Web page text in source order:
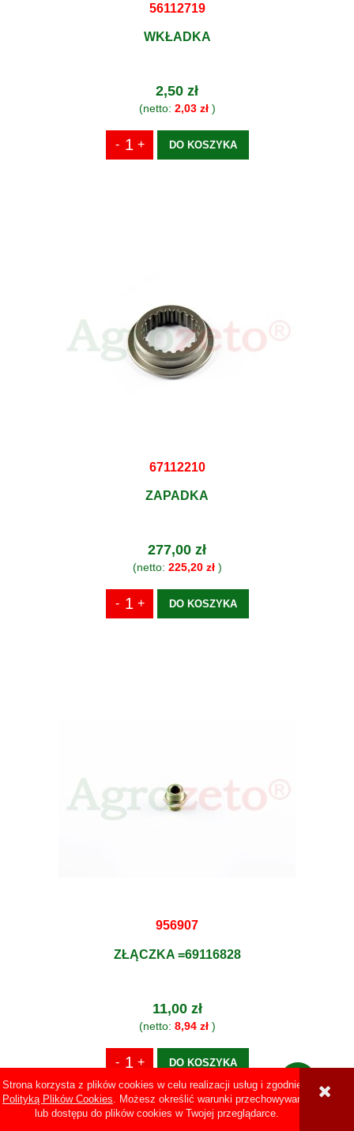
Strona korzysta z plików cookies w celu realizacji usług i zgodnie z
Polityką Plików Cookies. Możesz określić warunki przechowywania
lub dostępu do plików cookies w Twojej przeglądarce.
56112719
WKŁADKA
2,50 zł
(netto: 2,03 zł)
DO KOSZYKA
67112210
ZAPADKA
277,00 zł
(netto: 225,20 zł)
DO KOSZYKA
956907
ZŁĄCZKA =69116828
11,00 zł
(netto: 8,94 zł)
DO KOSZYKA